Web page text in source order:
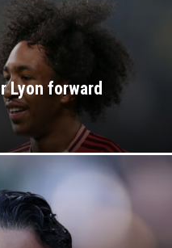
Lyon forward